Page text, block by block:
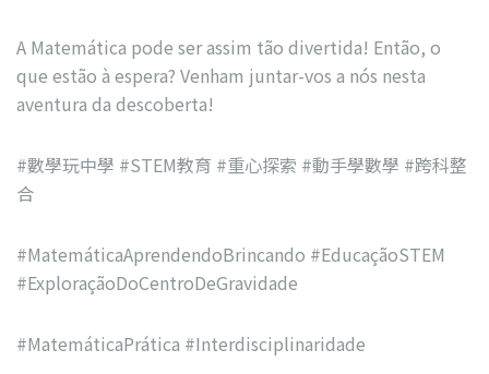
A Matemática pode ser assim tão divertida! Então, o
que estão à espera? Venham juntar-vos a nós nesta
aventura da descoberta!
#數學玩中學 #STEM教育 #重心探索 #動手學數學 #跨科整
合
#MatemáticaAprendendoBrincando #EducaçãoSTEM
#ExploraçãoDoCentroDeGravidade
#MatemáticaPrática #Interdisciplinaridade